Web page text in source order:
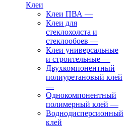
Клеи
Клеи ПВА —
Клеи для
стеклохолста и
стеклообоев —
Клеи универсальные
и строительные —
Двухкомпонентный
полиуретановый клей
—
Однокомпонентный
полимерный клей —
Воднодисперсионный
клей